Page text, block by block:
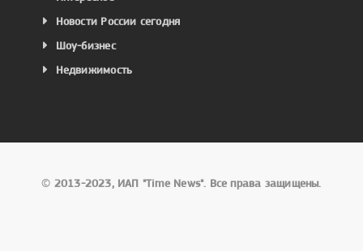
Новости России сегодня
Шоу-бизнес
Недвижимость
© 2013-2023, ИАП "Time News". Все права защищены.